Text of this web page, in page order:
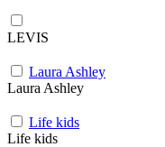
LEVIS
Laura Ashley
Laura Ashley
Life kids
Life kids